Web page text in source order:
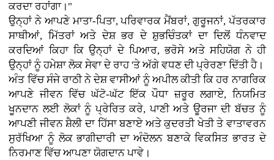
ਕਰਦਾ ਰਹਾਂਗਾ।"
ਉਨ੍ਹਾਂ ਨੇ ਆਪਣੇ ਮਾਤਾ-ਪਿਤਾ, ਪਰਿਵਾਰਕ ਮੈਂਬਰਾਂ, ਗੁਰੂਜਨਾਂ, ਪੱਤਰਕਾਰ
ਸਾਥੀਆਂ, ਮਿੱਤਰਾਂ ਅਤੇ ਦੇਸ਼ ਭਰ ਦੇ ਸ਼ੁਭਚਿੰਤਕਾਂ ਦਾ ਦਿਲੋਂ ਧੰਨਵਾਦ
ਕਰਦਿਆਂ ਕਿਹਾ ਕਿ ਉਨ੍ਹਾਂ ਦੇ ਪਿਆਰ, ਭਰੋਸੇ ਅਤੇ ਸਹਿਯੋਗ ਨੇ ਹੀ
ਉਨ੍ਹਾਂ ਨੂੰ ਹਮੇਸ਼ਾ ਲੋਕ ਸੇਵਾ ਦੇ ਰਾਹ 'ਤੇ ਅੱਗੇ ਵਧਣ ਦੀ ਪ੍ਰੇਰਣਾ ਦਿੱਤੀ ਹੈ।
ਅੰਤ ਵਿੱਚ ਸੰਜੇ ਰਾਠੀ ਨੇ ਦੇਸ਼ ਵਾਸੀਆਂ ਨੂੰ ਅਪੀਲ ਕੀਤੀ ਕਿ ਹਰ ਨਾਗਰਿਕ
ਆਪਣੇ ਜੀਵਨ ਵਿੱਚ ਘੱਟੋ-ਘੱਟ ਇੱਕ ਪੌਧਾ ਜ਼ਰੂਰ ਲਗਾਏ, ਨਿਯਮਿਤ
ਖੂਨਦਾਨ ਲਈ ਲੋਕਾਂ ਨੂੰ ਪ੍ਰੇਰਿਤ ਕਰੇ, ਪਾਣੀ ਅਤੇ ਊਰਜਾ ਦੀ ਬੱਚਤ ਨੂੰ
ਆਪਣੀ ਜੀਵਨ ਸ਼ੈਲੀ ਦਾ ਹਿੱਸਾ ਬਣਾਏ ਅਤੇ ਕੁਦਰਤੀ ਖੇਤੀ ਤੇ ਵਾਤਾਵਰਨ
ਸੁਰੱਖਿਆ ਨੂੰ ਲੋਕ ਭਾਗੀਦਾਰੀ ਦਾ ਅੰਦੋਲਨ ਬਣਾਕੇ ਵਿਕਸਿਤ ਭਾਰਤ ਦੇ
ਨਿਰਮਾਣ ਵਿੱਚ ਆਪਣਾ ਯੋਗਦਾਨ ਪਾਵੇ।